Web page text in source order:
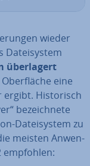
wieder
Da­tei­sys­tem
über­la­gert
eine
His­to­risch
be­zeich­ne­te
Da­tei­sys­tem zu
meisten An­wen­
empfohlen: